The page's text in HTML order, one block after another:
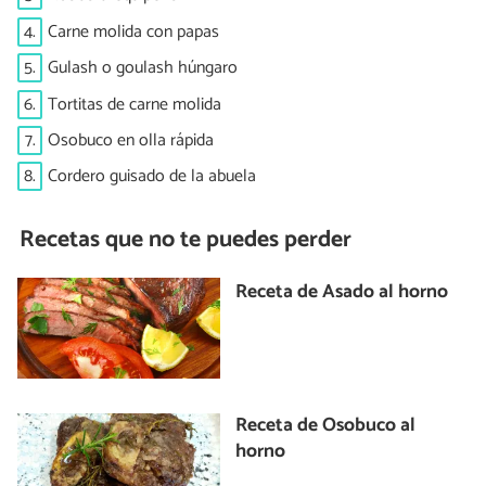
4. Carne molida con papas
5. Gulash o goulash húngaro
6. Tortitas de carne molida
7. Osobuco en olla rápida
8. Cordero guisado de la abuela
Recetas que no te puedes perder
Receta de Asado al horno
Receta de Osobuco al
horno